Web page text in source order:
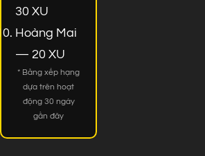
30 XU
Hoàng Mai
— 20 XU
* Bảng xếp hạng
dựa trên hoạt
động 30 ngày
gần đây